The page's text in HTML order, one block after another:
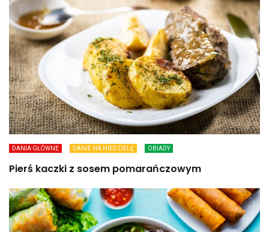
DANIA GŁÓWNE DANIE NA NIEDZIELĘ OBIADY
Pierś kaczki z sosem pomarańczowym